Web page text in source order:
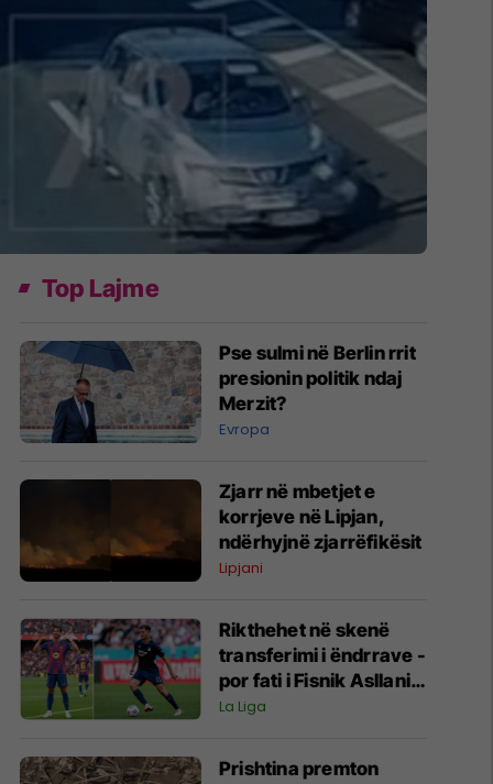
Top Lajme
Pse sulmi në Berlin rrit
presionin politik ndaj
Merzit?
Evropa
Zjarr në mbetjet e
korrjeve në Lipjan,
ndërhyjnë zjarrëfikësit
Lipjani
Rikthehet në skenë
transferimi i ëndrrave -
por fati i Fisnik Asllanit
vazhdon të varet nga
La Liga
Prishtina premton